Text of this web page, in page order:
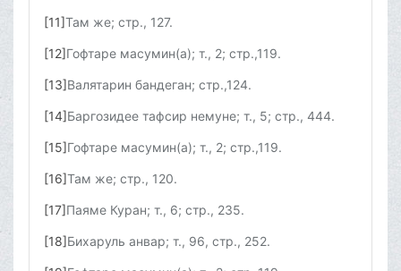
[11]Там же; стр., 127.
[12]Гофтаре масумин(а); т., 2; стр.,119.
[13]Валятарин бандеган; стр.,124.
[14]Баргозидее тафсир немуне; т., 5; стр., 444.
[15]Гофтаре масумин(а); т., 2; стр.,119.
[16]Там же; стр., 120.
[17]Паяме Куран; т., 6; стр., 235.
[18]Бихаруль анвар; т., 96, стр., 252.